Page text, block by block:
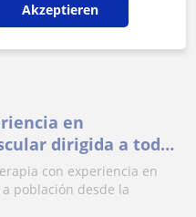
en
dirigida a todo
con experiencia en
población desde la
Akzeptieren